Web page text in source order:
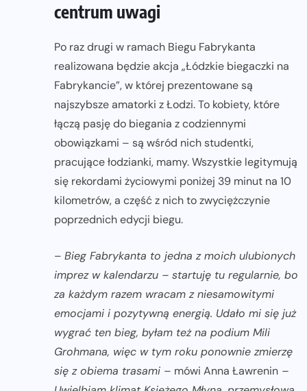
centrum uwagi
Po raz drugi w ramach Biegu Fabrykanta
realizowana będzie akcja „Łódzkie biegaczki na
Fabrykancie”, w której prezentowane są
najszybsze amatorki z Łodzi. To kobiety, które
łączą pasję do biegania z codziennymi
obowiązkami – są wśród nich studentki,
pracujące łodzianki, mamy. Wszystkie legitymują
się rekordami życiowymi poniżej 39 minut na 10
kilometrów, a część z nich to zwyciężczynie
poprzednich edycji biegu.
– Bieg Fabrykanta to jedna z moich ulubionych
imprez w kalendarzu – startuję tu regularnie, bo
za każdym razem wracam z niesamowitymi
emocjami i pozytywną energią. Udało mi się już
wygrać ten bieg, byłam też na podium Mili
Grohmana, więc w tym roku ponownie zmierzę
się z obiema trasami – mówi Anna Ławrenin –